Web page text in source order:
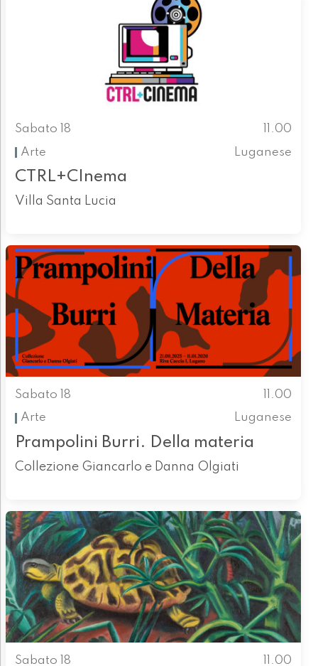
Sabato 18
11.00
Arte
Luganese
CTRL+CInema
Villa Santa Lucia
Sabato 18
11.00
Arte
Luganese
Prampolini Burri. Della materia
Collezione Giancarlo e Danna Olgiati
Sabato 18 11.00